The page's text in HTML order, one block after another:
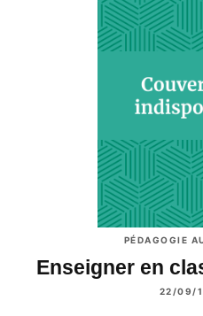
PÉDAGOGIE
Enseigner en
22/09/